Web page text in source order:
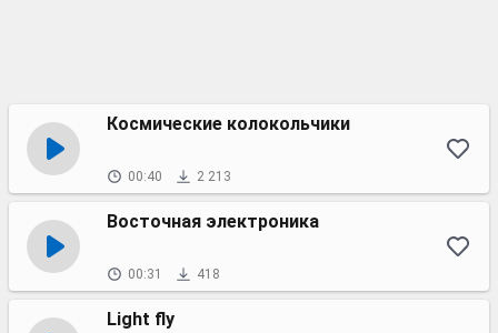
Космические колокольчики
00:40 2 213
Восточная электроника
00:31 418
Light fly